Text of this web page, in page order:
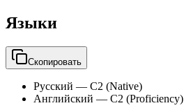
Языки
Скопировать
Русский — C2 (Native)
Английский — C2 (Proficiency)